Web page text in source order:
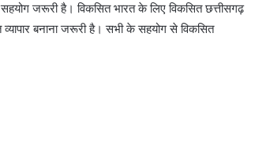
जरूरी है। विकसित भारत के लिए विकसित छत्तीसगढ़
बनाना जरूरी है। सभी के सहयोग से विकसित